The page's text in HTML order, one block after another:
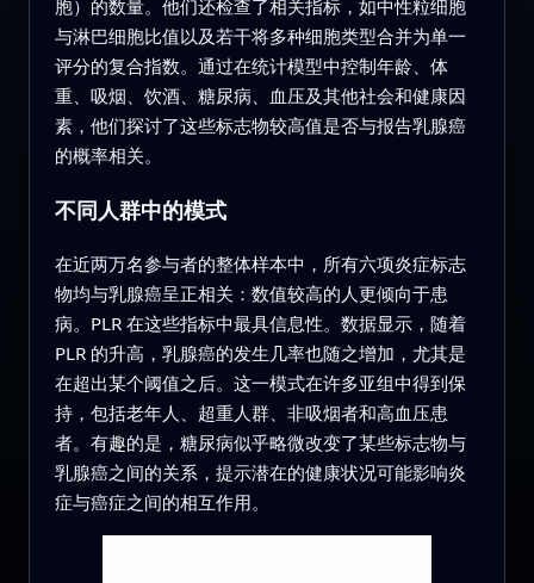
胞）的数量。他们还检查了相关指标，如中性粒细胞
与淋巴细胞比值以及若干将多种细胞类型合并为单一
评分的复合指数。通过在统计模型中控制年龄、体
重、吸烟、饮酒、糖尿病、血压及其他社会和健康因
素，他们探讨了这些标志物较高值是否与报告乳腺癌
的概率相关。
不同人群中的模式
在近两万名参与者的整体样本中，所有六项炎症标志
物均与乳腺癌呈正相关：数值较高的人更倾向于患
病。PLR 在这些指标中最具信息性。数据显示，随着
PLR 的升高，乳腺癌的发生几率也随之增加，尤其是
在超出某个阈值之后。这一模式在许多亚组中得到保
持，包括老年人、超重人群、非吸烟者和高血压患
者。有趣的是，糖尿病似乎略微改变了某些标志物与
乳腺癌之间的关系，提示潜在的健康状况可能影响炎
症与癌症之间的相互作用。